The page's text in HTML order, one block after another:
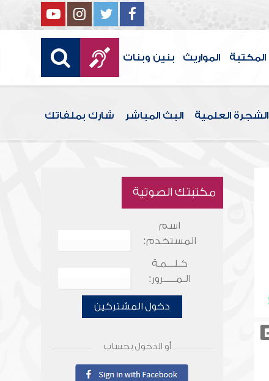
المكتبة المواريث بنين وبنات
الشجرة العلمية البث المباشر شارك بملفاتك
مكتبتك الصوتية
اسم
المستخدم:
كـلـــمـة
الـمـــــرور:
دخول المشتركين
أو الدخول بحساب